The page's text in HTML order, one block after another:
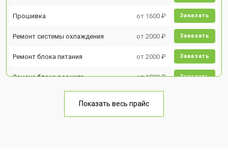
Прошивка от 1600 ₽ Заказать
Ремонт системы охлаждения от 2000 ₽ Заказать
Ремонт блока питания от 2000 ₽ Заказать
Замена блока розжига от 1900 ₽ Заказать
Показать весь прайс